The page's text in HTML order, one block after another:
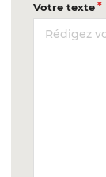
Votre texte